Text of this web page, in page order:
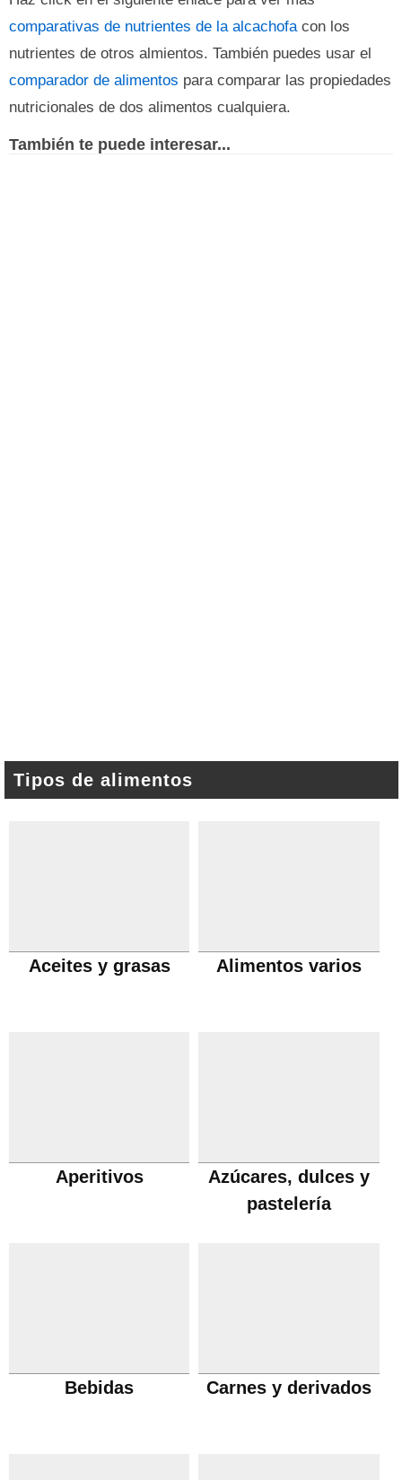
comparativas de nutrientes de la alcachofacon los
nutrientes de otros almientos. También puedes usar el
comparador de alimentos para comparar las propiedades
nutricionales de dos alimentos cualquiera.
También te puede interesar...
Tipos de alimentos
Aceites y grasas Alimentos varios
Aperitivos
Azúcares, dulces y
pastelería
Bebidas Carnes y derivados